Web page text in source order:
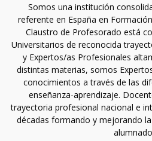
Somos una institución
referente en España en
Claustro de Profesorado está
Universitarios de reconocida
y Expertos/as Profesionales
distintas materias, somos
conocimientos a través de las
enseñanza-aprendizaje.
trayectoria profesional nacional e
décadas formando y mejorando